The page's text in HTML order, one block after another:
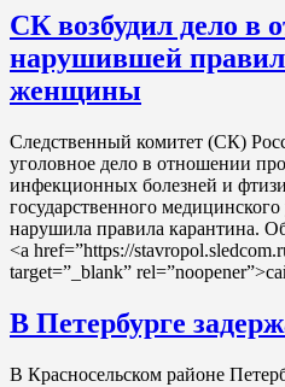
СК возбудил дело в
нарушившей
женщины
Следственный комитет (СК)
уголовное дело в отношении
инфекционных болезней и
государственного медицинского
нарушила правила карантина.
<a href=”https://
target=”_blank”
В Петербурге
В Красносельском районе